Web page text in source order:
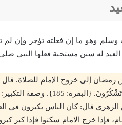
وهو ما إن فعلته تؤجر وإن لم
العيد له سنن مستحبة فعلها النبي
إلى خروج الإمام للصلاة. قال
وَلِتُكَبِّرُواْ اللَّهَ عَلَى مَا هَدَاكُمْ وَلَعَلَّكُمْ
الزهري قال: كان الناس يكبرون في
فإذا خرج الامام سكتوا فإذا كبر